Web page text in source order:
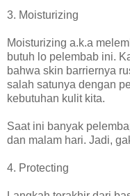
3. Moisturizing
Moisturizing a.k.a
butuh lo pelembab ini.
bahwa skin barriernya
salah satunya dengan
kebutuhan kulit kita.
Saat ini banyak
dan malam hari. Jadi,
4. Protecting